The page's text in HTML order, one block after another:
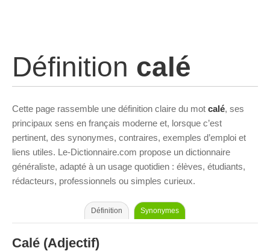
Définition calé
Cette page rassemble une définition claire du mot calé, ses
principaux sens en français moderne et, lorsque c’est
pertinent, des synonymes, contraires, exemples d’emploi et
liens utiles. Le-Dictionnaire.com propose un dictionnaire
généraliste, adapté à un usage quotidien : élèves, étudiants,
rédacteurs, professionnels ou simples curieux.
Définition Synonymes
Calé (Adjectif)